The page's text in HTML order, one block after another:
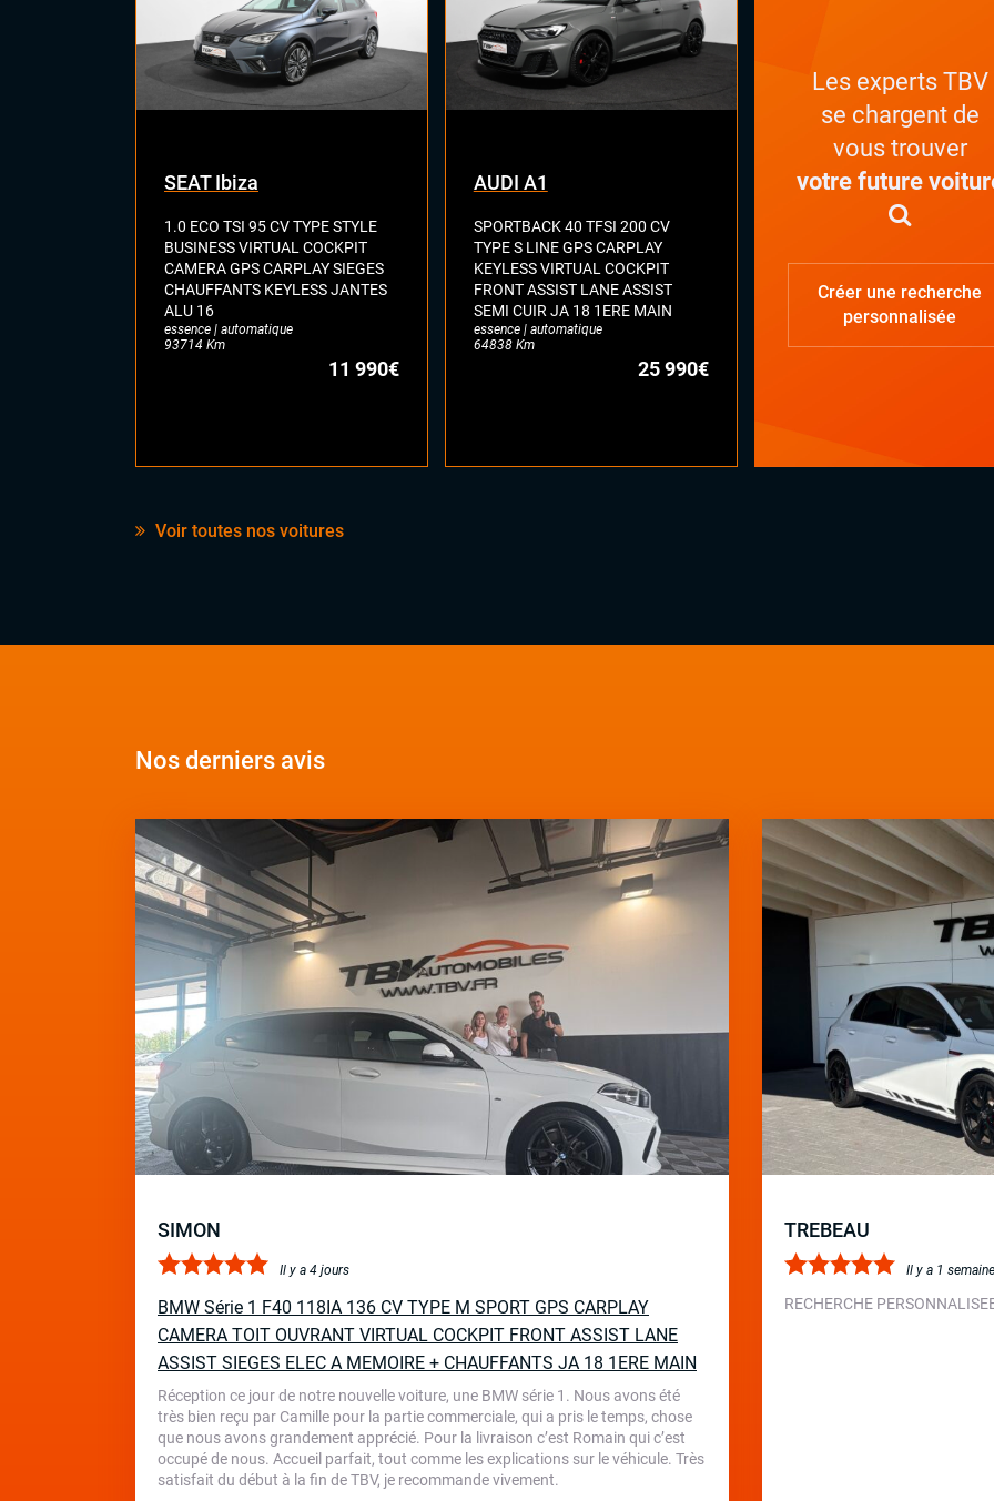
SEAT Ibiza
1.0 ECO TSI 95 CV TYPE STYLE
BUSINESS VIRTUAL COCKPIT
CAMERA GPS CARPLAY SIEGES
CHAUFFANTS KEYLESS JANTES
ALU 16
essence | automatique
93714 Km
11 990€
AUDI A1
SPORTBACK 40 TFSI 200 CV
TYPE S LINE GPS CARPLAY
KEYLESS VIRTUAL COCKPIT
FRONT ASSIST LANE ASSIST
SEMI CUIR JA 18 1ERE MAIN
essence | automatique
64838 Km
25 990€
Les experts TBV
se chargent de
vous trouver
votre future
Créer une recherche
personnalisée
Voir toutes nos voitures
Nos derniers avis
SIMON
Il y a 4 jours
BMW Série 1 F40 118IA 136 CV TYPE M SPORT GPS CARPLAY
CAMERA TOIT OUVRANT VIRTUAL COCKPIT FRONT ASSIST LANE
ASSIST SIEGES ELEC A MEMOIRE + CHAUFFANTS JA 18 1ERE MAIN
Réception ce jour de notre nouvelle voiture, une BMW série 1. Nous avons été
très bien reçu par Camille pour la partie commerciale, qui a pris le temps, chose
que nous avons grandement apprécié. Pour la livraison c’est Romain qui c’est
occupé de nous. Accueil parfait, tout comme les explications sur le véhicule. Très
satisfait du début à la fin de TBV, je recommande vivement.
TREBEAU
Il y a 1 semaine
RECHERCHE